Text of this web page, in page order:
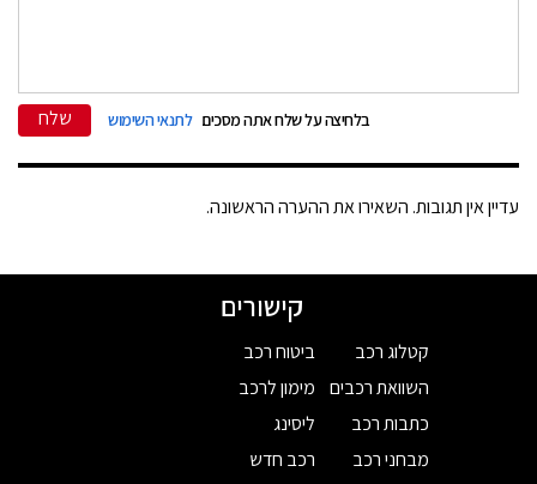
בלחיצה על שלח אתה מסכים לתנאי השימוש שלח
עדיין אין תגובות. השאירו את ההערה הראשונה.
קישורים
קטלוג רכב
השוואת רכבים
כתבות רכב
מבחני רכב
ביטוח רכב
מימון לרכב
ליסינג
רכב חדש